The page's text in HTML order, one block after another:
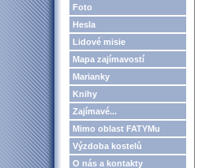
Foto
Hesla
Lidové misie
Mapa zajímavostí
Marianky
Knihy
Zajímavé...
Mimo oblast FATYMu
Výzdoba kostelů
O nás a kontakty